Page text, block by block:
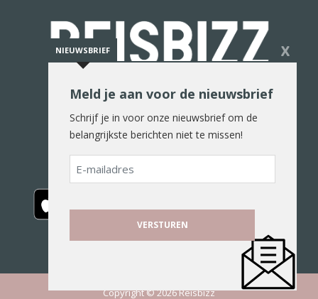
De reiswereld in woord en beeld
Copyright © 2026 Reisbizz
NIEUWSBRIEF X
Meld je aan voor de nieuwsbrief
Schrijf je in voor onze nieuwsbrief om de
belangrijkste berichten niet te missen!
E-
mailadres